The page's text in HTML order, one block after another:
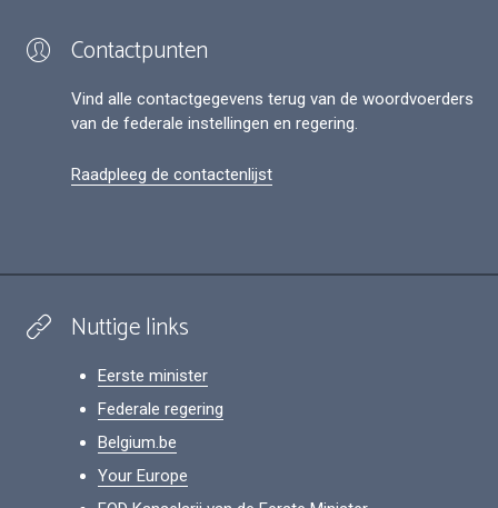
Contactpunten
Vind alle contactgegevens terug van de woordvoerders
van de federale instellingen en regering.
Raadpleeg de contactenlijst
Nuttige links
Eerste minister
Federale regering
Belgium.be
Your Europe